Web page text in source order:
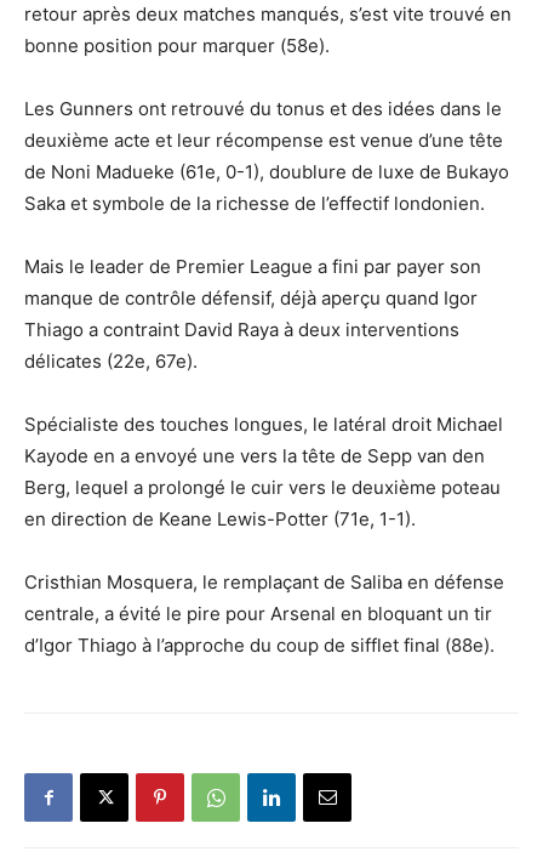
retour après deux matches manqués, s’est vite trouvé en
bonne position pour marquer (58e).
Les Gunners ont retrouvé du tonus et des idées dans le
deuxième acte et leur récompense est venue d’une tête
de Noni Madueke (61e, 0-1), doublure de luxe de Bukayo
Saka et symbole de la richesse de l’effectif londonien.
Mais le leader de Premier League a fini par payer son
manque de contrôle défensif, déjà aperçu quand Igor
Thiago a contraint David Raya à deux interventions
délicates (22e, 67e).
Spécialiste des touches longues, le latéral droit Michael
Kayode en a envoyé une vers la tête de Sepp van den
Berg, lequel a prolongé le cuir vers le deuxième poteau
en direction de Keane Lewis-Potter (71e, 1-1).
Cristhian Mosquera, le remplaçant de Saliba en défense
centrale, a évité le pire pour Arsenal en bloquant un tir
d’Igor Thiago à l’approche du coup de sifflet final (88e).